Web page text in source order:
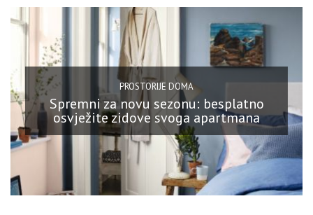
PROSTORIJE DOMA
Spremni za novu sezonu: besplatno
osvježite zidove svoga apartmana